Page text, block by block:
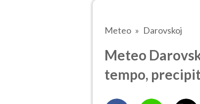
Meteo Darovskoj
Meteo
tempo,